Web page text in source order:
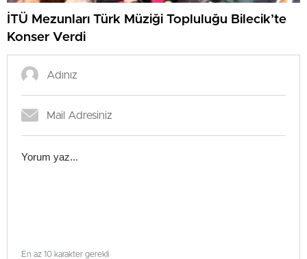
İTÜ Mezunları Türk Müziği Topluluğu Bilecik’te
Konser Verdi
En az 10 karakter gerekli